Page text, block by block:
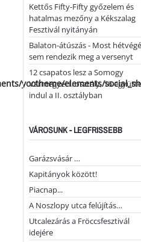
yootheme/elements/
Kettős Fifty-Fifty győzelem és
hatalmas mezőny a Kékszalag
Fesztivál nyitányán
Balaton-átúszás - Most
sem rendezik meg a versenyt
12 csapatos lesz a Somogy
Vármegyei I. osztály, 16
indul a II. osztályban
VÁROSUNK - LEGFRISSEBB
Garázsvásár …
Kapitányok között!
Piacnap...
A Noszlopy utca felújítás…
Utcalezárás a Fröccsfesztivál
idejére